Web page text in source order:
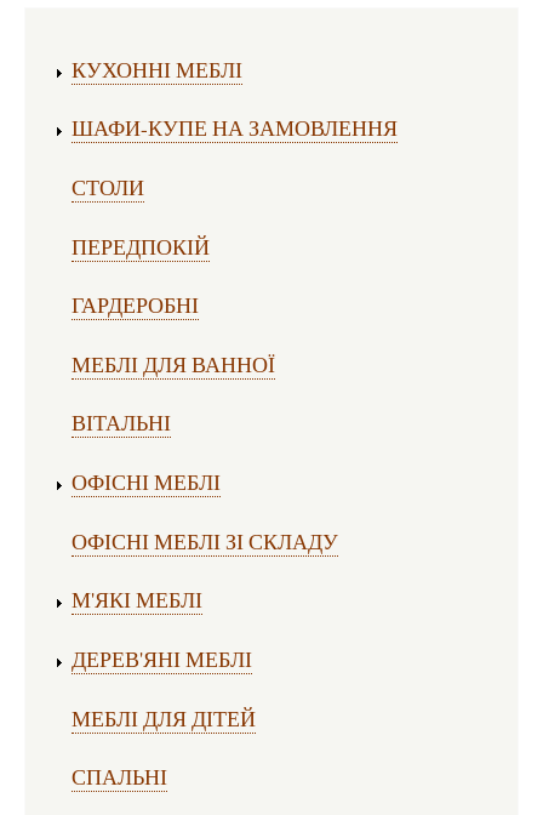
КУХОННІ МЕБЛІ
ШАФИ-КУПЕ НА ЗАМОВЛЕННЯ
СТОЛИ
ПЕРЕДПОКІЙ
ГАРДЕРОБНІ
МЕБЛІ ДЛЯ ВАННОЇ
ВІТАЛЬНІ
ОФІСНІ МЕБЛІ
ОФІСНІ МЕБЛІ ЗІ СКЛАДУ
М'ЯКІ МЕБЛІ
ДЕРЕВ'ЯНІ МЕБЛІ
МЕБЛІ ДЛЯ ДІТЕЙ
СПАЛЬНІ